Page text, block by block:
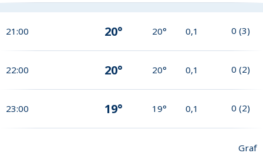
21:00 20° 20° 0,1 0 (3)
22:00 20° 20° 0,1 0 (2)
23:00 19° 19° 0,1 0 (2)
Graf